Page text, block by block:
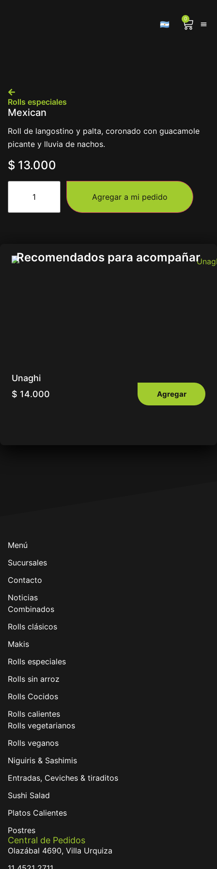
🇦🇷
0
Rolls especiales
Mexican
Roll de langostino y palta, coronado con guacamole
picante y lluvia de nachos.
$ 13.000
Agregar a mi pedido
Recomendados para acompañar
Unaghi
$ 14.000 Agregar
Menú
Sucursales
Contacto
Noticias
Combinados
Rolls clásicos
Makis
Rolls especiales
Rolls sin arroz
Rolls Cocidos
Rolls calientes
Rolls vegetarianos
Rolls veganos
Niguiris & Sashimis
Entradas, Ceviches & tiraditos
Sushi Salad
Platos Calientes
Postres
Central de Pedidos
Olazábal 4690, Villa Urquiza